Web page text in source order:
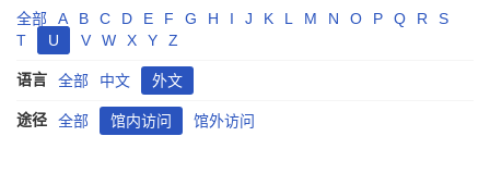
全部
A B C D E F G H I J K L M N O P Q R
S
T
U V W X Y Z
语言 全部 中文 外文
途径 全部 馆内访问 馆外访问